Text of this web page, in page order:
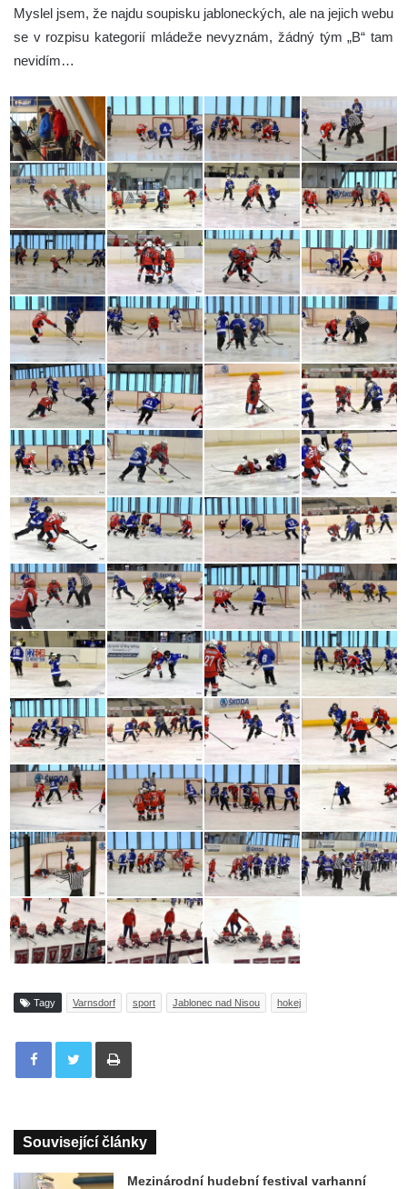
Myslel jsem, že najdu soupisku jabloneckých, ale na jejich webu
se v rozpisu kategorií mládeže nevyznám, žádný tým „B“ tam
nevidím…
Tagy Varnsdorf sport Jablonec nad Nisou hokej
Tisknout
Související články
Mezinárodní hudební festival varhanní